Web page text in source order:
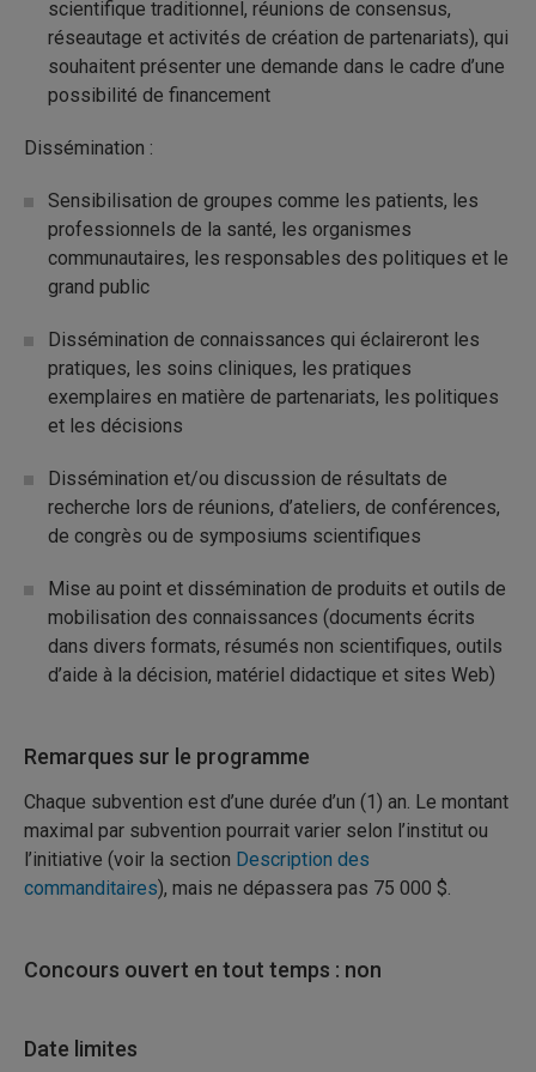
scientifique traditionnel, réunions de consensus,
réseautage et activités de création de partenariats), qui
souhaitent présenter une demande dans le cadre d’une
possibilité de financement
Dissémination :
Sensibilisation de groupes comme les patients, les
professionnels de la santé, les organismes
communautaires, les responsables des politiques et le
grand public
Dissémination de connaissances qui éclaireront les
pratiques, les soins cliniques, les pratiques
exemplaires en matière de partenariats, les politiques
et les décisions
Dissémination et/ou discussion de résultats de
recherche lors de réunions, d’ateliers, de conférences,
de congrès ou de symposiums scientifiques
Mise au point et dissémination de produits et outils de
mobilisation des connaissances (documents écrits
dans divers formats, résumés non scientifiques, outils
d’aide à la décision, matériel didactique et sites Web)
Remarques sur le programme
Chaque subvention est d’une durée d’un (1) an. Le montant
maximal par subvention pourrait varier selon l’institut ou
l’initiative (voir la section Description des
commanditaires), mais ne dépassera pas 75 000 $.
Concours ouvert en tout temps : non
Date limites